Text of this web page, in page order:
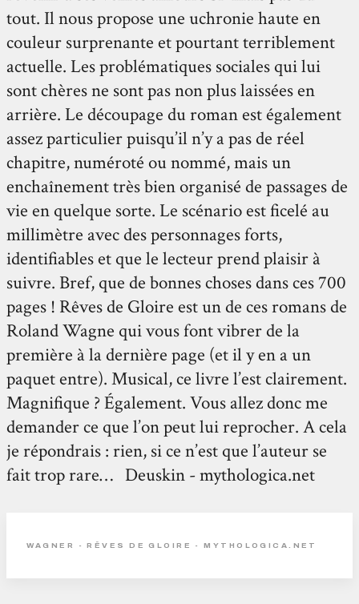
tout. Il nous propose une uchronie haute en
couleur surprenante et pourtant terriblement
actuelle. Les problématiques sociales qui lui
sont chères ne sont pas non plus laissées en
arrière. Le découpage du roman est également
assez particulier puisqu’il n’y a pas de réel
chapitre, numéroté ou nommé, mais un
enchaînement très bien organisé de passages de
vie en quelque sorte. Le scénario est ficelé au
millimètre avec des personnages forts,
identifiables et que le lecteur prend plaisir à
suivre. Bref, que de bonnes choses dans ces 700
pages ! Rêves de Gloire est un de ces romans de
Roland Wagne qui vous font vibrer de la
première à la dernière page (et il y en a un
paquet entre). Musical, ce livre l’est clairement.
Magnifique ? Également. Vous allez donc me
demander ce que l’on peut lui reprocher. A cela
je répondrais : rien, si ce n’est que l’auteur se
fait trop rare… Deuskin - mythologica.net
WAGNER - RÊVES DE GLOIRE - MYTHOLOGICA.NET